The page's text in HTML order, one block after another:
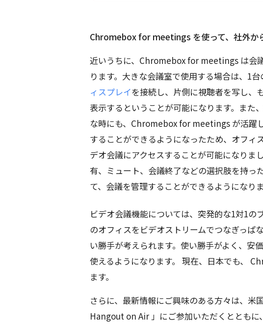
Chromebox for meetings を使って、社外か
近いうちに、Chromebox for meetings は会
ります。大きな会議室で使用する場合は、1
ィスプレイを接続し、片側に視聴者を写し、
表示するということが可能になります。また
な時にも、Chromebox for meetings が活躍
することができるようになったため、オフィ
デオ会議にアクセスすることが可能になりま
有、ミュート、会議終了などの選択肢を持っ
て、会議を管理することができるようになりま
ビデオ会議機能については、突発的な1対1の
のオフィスをビデオストリームでつなぎっぱ
い勝手が考えられます。使い勝手がよく、安
使えるようになります。 現在、日本でも、
ます。
さらに、最新情報にご興味のある方々は、米
Hangout on Air 」にご参加いただくとともに